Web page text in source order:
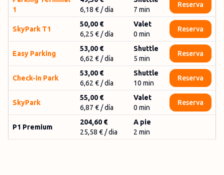
1
6,18 € / día
7 min
Reserva
SkyPark T1
50,00 €
6,25 € / día
Valet
0 min
Reserva
Easy Parking
53,00 €
6,62 € / día
Shuttle
5 min
Reserva
Check-in Park
53,00 €
6,62 € / día
Shuttle
10 min
Reserva
SkyPark
55,00 €
6,87 € / día
Valet
0 min
Reserva
P1 Premium
204,60 €
25,58 € / dia
A pie
2 min